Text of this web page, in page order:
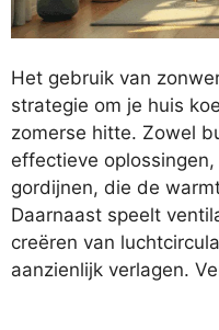
Het gebruik van
strategie om je huis
zomerse hitte. Zowel
effectieve
gordijnen, die de
Daarnaast speelt
creëren van
aanzienlijk verlagen.